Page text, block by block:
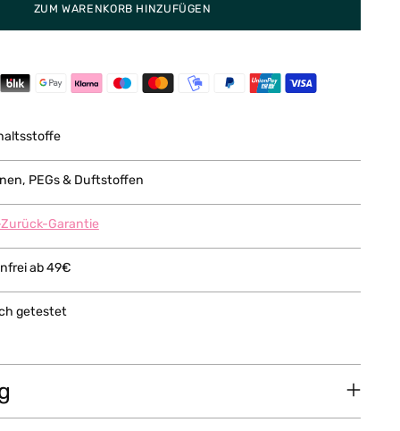
ZUM WARENKORB HINZUFÜGEN
PEGs & Duftstoffen
Zurück-Garantie
ab 49€
getestet